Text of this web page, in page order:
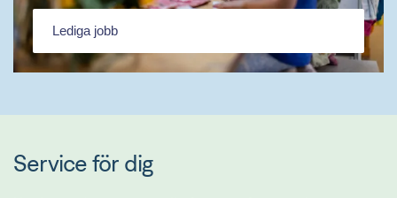
Lediga jobb
Service för dig